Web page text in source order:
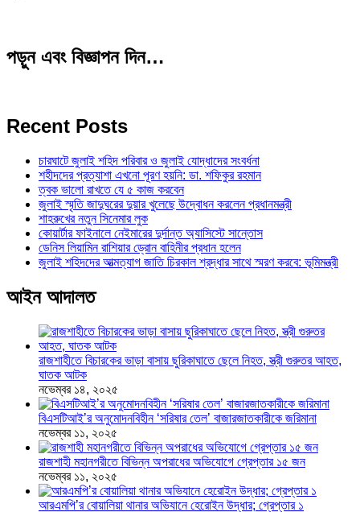
পড়ুন এবং বিজ্ঞাপন দিন…
Recent Posts
চারঘাটে জুলাই শহিদ পরিবার ও জুলাই যোদ্ধাদের সংবর্ধনা
শহীদদের প্রত্যাশা এখনো পূরণ হয়নি: ডা. শফিকুর রহমান
ত্বক ভালো রাখতে যে ৫ কাজ করবেন
জুলাই স্মৃতি জাদুঘরের দুয়ার খুলেছে উদ্বোধন করলেন প্রধানমন্ত্রী
শাহরুখের নতুন সিনেমার লুক
কোয়ার্টার ফাইনালে নেইমারের দুর্দান্ত অ্যাসিস্টে সান্তোস
ডেনিস লিয়ামিন রাশিয়ার ড্রোন বাহিনীর প্রধান হলেন
জুলাই শহিদদের আত্মত্যাগ জাতি চিরকাল শ্রদ্ধার সাথে স্মরণ করবে: ভূমিমন্ত্রী
আইন আদালত
রাজশাহীতে বিচারকের ভাড়া বাসায় ছুরিকাঘাতে ছেলে নিহত, স্ত্রী গুরুতর আহত,
ঘাতক আটক
নভেম্বর ১৪, ২০২৫
বিএসটিআই’র অনুমোদনবিহীন ‘সরিষার তেল’ বাজারজাতকারীকে জরিমানা
নভেম্বর ১১, ২০২৫
রাজশাহী মহানগরীতে বিভিন্ন অপরাধের অভিযোগে গ্রেপ্তার ১৫ জন
নভেম্বর ১১, ২০২৫
আরএমপি’র বোয়ালিয়া থানার অভিযানে হেরোইন উদ্ধার; গ্রেপ্তার ১